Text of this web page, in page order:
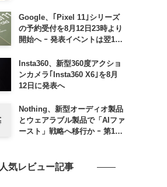
Google、｢Pixel 11｣シリーズ
の予約受付を8月12日23時より
開始へ ｰ 発表イベントは翌13
Insta360、新型360度アクショ
ンカメラ｢Insta360 X6｣を8月
12日に発表へ
Nothing、新型オーディオ製品
とウェアラブル製品で「AIファ
ースト」戦略へ移行か ｰ 第1弾
人気レビュー記事